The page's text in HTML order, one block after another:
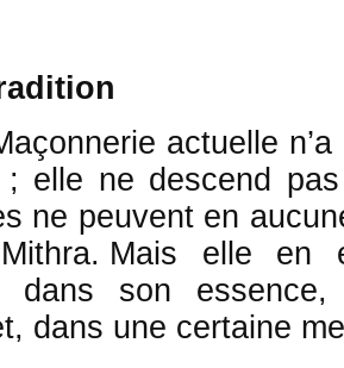
actuelle
; elle ne descend
ne peuvent en
Mais elle en
dans son essence,
dans une certaine